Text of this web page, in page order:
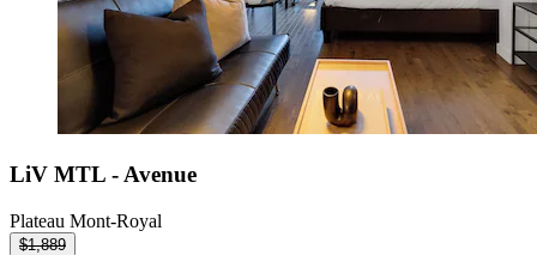
LiV MTL - Avenue
Plateau Mont-Royal
$1,889